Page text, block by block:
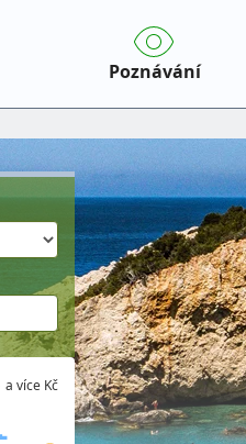
Poznávání
a více Kč